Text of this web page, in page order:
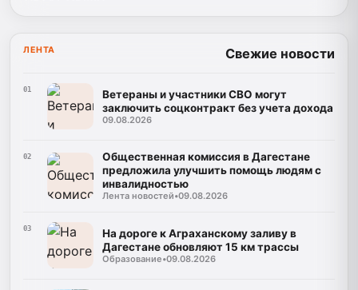
ЛЕНТА Свежие новости
01
Ветераны и участники СВО могут
заключить соцконтракт без учета дохода
09.08.2026
02
Общественная комиссия в Дагестане
предложила улучшить помощь людям с
инвалидностью
Лента новостей•09.08.2026
03
На дороге к Аграханскому заливу в
Дагестане обновляют 15 км трассы
Образование•09.08.2026